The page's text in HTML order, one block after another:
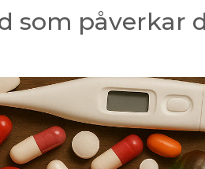
som påverkar